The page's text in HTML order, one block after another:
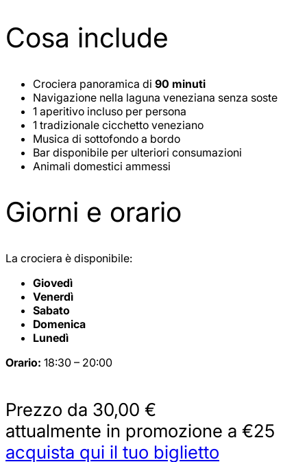
Cosa include
Crociera panoramica di 90 minuti
Navigazione nella laguna veneziana senza soste
1 aperitivo incluso per persona
1 tradizionale cicchetto veneziano
Musica di sottofondo a bordo
Bar disponibile per ulteriori consumazioni
Animali domestici ammessi
Giorni e orario
La crociera è disponibile:
Giovedì
Venerdì
Sabato
Domenica
Lunedì
Orario: 18:30 – 20:00
Prezzo da 30,00 €
attualmente in promozione a €25
acquista qui il tuo biglietto